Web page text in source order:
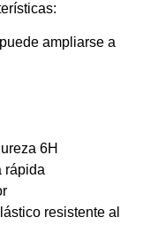
ampliarse a
6H
rápida
resistente al